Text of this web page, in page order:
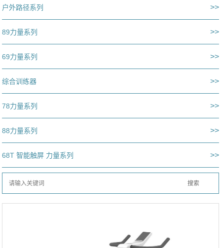
户外路径系列 >>
89力量系列 >>
69力量系列 >>
综合训练器 >>
78力量系列 >>
88力量系列 >>
68T 智能触屏 力量系列 >>